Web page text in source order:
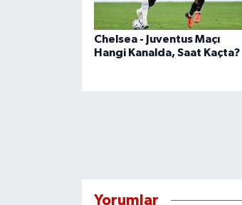
Chelsea - Juventus Maçı
Hangi Kanalda, Saat Kaçta?
Yorumlar